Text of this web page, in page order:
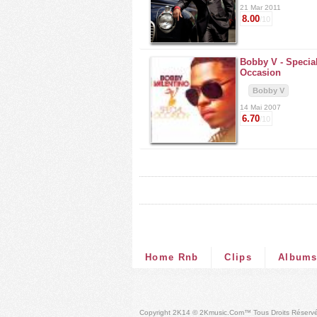
21 Mar 2011
8.00/10
Bobby V -
Occasion
Bobby V
14 Mai 2007
6.70/10
Home Rnb Clips Albums
Copyright 2K14 © 2Kmusic.com™ Tous Droits